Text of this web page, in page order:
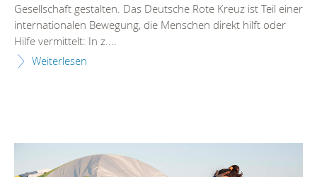
Gesellschaft gestalten. Das Deutsche Rote Kreuz ist Teil einer
internationalen Bewegung, die Menschen direkt hilft oder
Hilfe vermittelt: In z....
Weiterlesen